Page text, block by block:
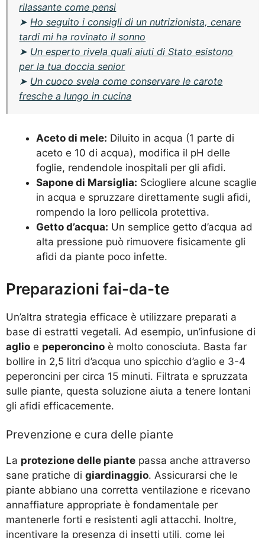
rilassante come pensi
➤ Ho seguito i consigli di un nutrizionista, cenare
tardi mi ha rovinato il sonno
➤ Un esperto rivela quali aiuti di Stato esistono
per la tua doccia senior
➤ Un cuoco svela come conservare le carote
fresche a lungo in cucina
Aceto di mele: Diluito in acqua (1 parte di
aceto e 10 di acqua), modifica il pH delle
foglie, rendendole inospitali per gli afidi.
Sapone di Marsiglia: Sciogliere alcune scaglie
in acqua e spruzzare direttamente sugli afidi,
rompendo la loro pellicola protettiva.
Getto d’acqua: Un semplice getto d’acqua ad
alta pressione può rimuovere fisicamente gli
afidi da piante poco infette.
Preparazioni fai-da-te
Un’altra strategia efficace è utilizzare preparati a
base di estratti vegetali. Ad esempio, un’infusione di
aglio e peperoncino è molto conosciuta. Basta far
bollire in 2,5 litri d’acqua uno spicchio d’aglio e 3-4
peperoncini per circa 15 minuti. Filtrata e spruzzata
sulle piante, questa soluzione aiuta a tenere lontani
gli afidi efficacemente.
Prevenzione e cura delle piante
La protezione delle piante passa anche attraverso
sane pratiche di giardinaggio. Assicurarsi che le
piante abbiano una corretta ventilazione e ricevano
annaffiature appropriate è fondamentale per
mantenerle forti e resistenti agli attacchi. Inoltre,
incentivare la presenza di insetti utili, come lei